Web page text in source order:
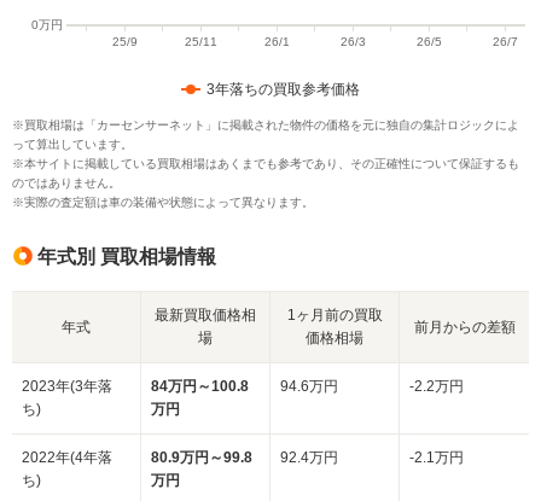
3年落ちの買取参考価格
※買取相場は「カーセンサーネット」に掲載された物件の価格を元に独自の集計ロジックによ
って算出しています。
※本サイトに掲載している買取相場はあくまでも参考であり、その正確性について保証するも
のではありません。
※実際の査定額は車の装備や状態によって異なります。
年式別 買取相場情報
年式
最新買取価格相
場
1ヶ月前の買取
価格相場
前月からの差額
2023年(3年落
ち)
84万円～100.8
万円
94.6万円 -2.2万円
2022年(4年落
ち)
80.9万円～99.8
万円
92.4万円 -2.1万円